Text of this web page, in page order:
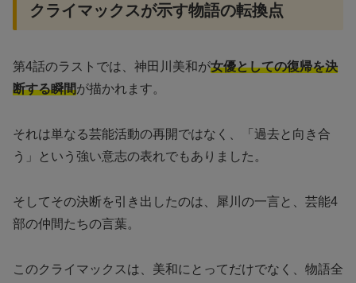
クライマックスが示す物語の転換点
第4話のラストでは、神田川美和が女優としての復帰を決
断する瞬間が描かれます。
それは単なる芸能活動の再開ではなく、「過去と向き合
う」という強い意志の表れでもありました。
そしてその決断を引き出したのは、犀川の一言と、芸能4
部の仲間たちの言葉。
このクライマックスは、美和にとってだけでなく、物語全